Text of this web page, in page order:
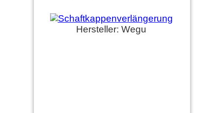
Hersteller: Wegu